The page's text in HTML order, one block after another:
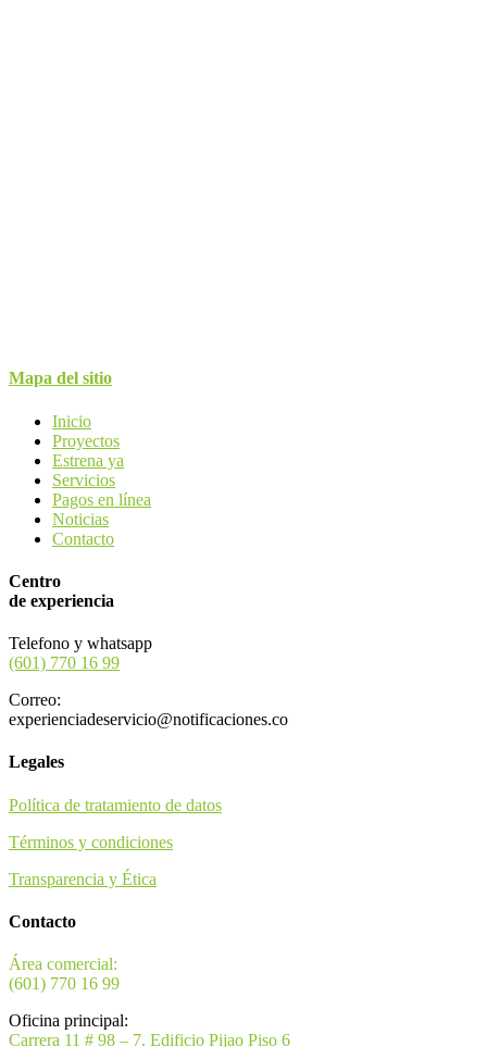
Mapa del sitio
Inicio
Proyectos
Estrena ya
Servicios
Pagos en línea
Noticias
Contacto
Centro
de experiencia
Telefono y whatsapp
(601) 770 16 99
Correo:
experienciadeservicio@notificaciones.co
Legales
Política de tratamiento de datos
Términos y condiciones
Transparencia y Ética
Contacto
Área comercial:
(601) 770 16 99
Oficina principal:
Carrera 11 # 98 – 7. Edificio Pijao Piso 6